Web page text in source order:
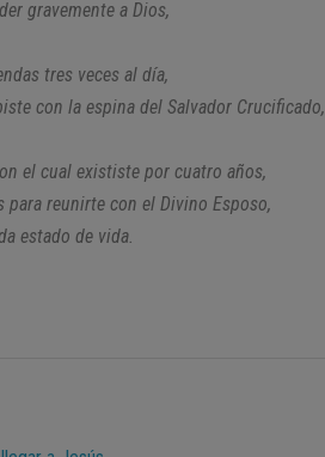
gravemente a Dios,
tres veces al día,
con la espina del Salvador Crucificado,
el cual exististe por cuatro años,
reunirte con el Divino Esposo,
estado de vida.